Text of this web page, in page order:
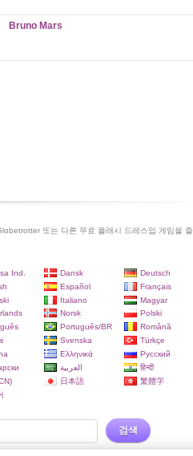
Bruno Mars
또는 다른 무료 플래시 드레스업 게임을 즐
Ind. Dansk
Deutsch
Español
Français
Italiano
Magyar
Norsk
Polski
Português/BR
Română
Svenska
Türkçe
Ελληνικά
Русский
العربية
हिन्दी
日本語
繁體字
검색